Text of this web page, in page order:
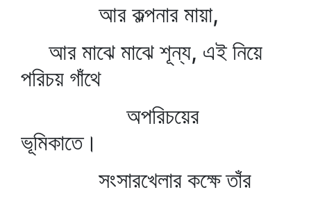
আর কল্পনার মায়া,
আর মাঝে মাঝে শূন্য, এই নিয়ে
পরিচয় গাঁথে
অপরিচয়ের
ভূমিকাতে।
সংসারখেলার কক্ষে তাঁর